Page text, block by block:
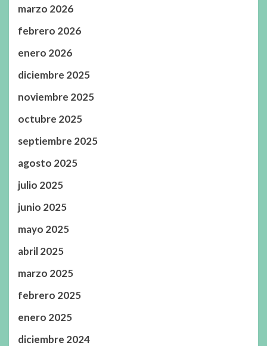
marzo 2026
febrero 2026
enero 2026
diciembre 2025
noviembre 2025
octubre 2025
septiembre 2025
agosto 2025
julio 2025
junio 2025
mayo 2025
abril 2025
marzo 2025
febrero 2025
enero 2025
diciembre 2024